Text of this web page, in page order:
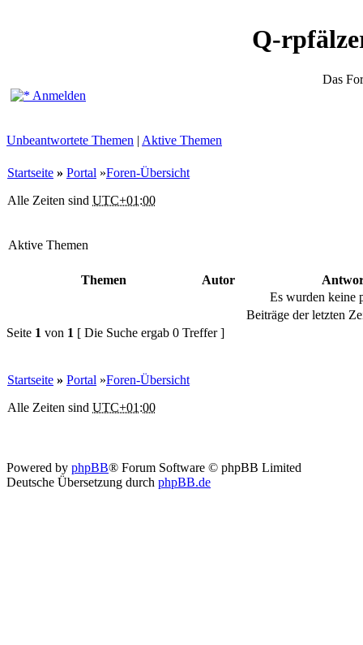
Q-
Das
Anmelden
Unbeantwortete Themen | Aktive Themen
Startseite » Portal »Foren-Übersicht
Alle Zeiten sind UTC+01:00
Aktive Themen
Themen Autor
Es wurden keine
Beiträge der letzten
Seite 1 von 1 [ Die Suche ergab 0 Treffer ]
Startseite » Portal »Foren-Übersicht
Alle Zeiten sind UTC+01:00
Powered by phpBB® Forum Software © phpBB Limited
Deutsche Übersetzung durch phpBB.de